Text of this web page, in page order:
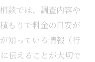
査の証拠とは
用ポイント
談では、調査内容や
もりで料金の目安が
知っている情報（行
伝えることが大切で